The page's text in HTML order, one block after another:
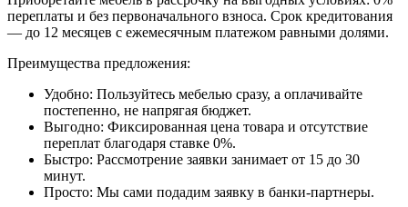
переплаты и без первоначального взноса. Срок кредитования
— до 12 месяцев с ежемесячным платежом равными долями.
Преимущества предложения:
Удобно: Пользуйтесь мебелью сразу, а оплачивайте
постепенно, не напрягая бюджет.
Выгодно: Фиксированная цена товара и отсутствие
переплат благодаря ставке 0%.
Быстро: Рассмотрение заявки занимает от 15 до 30
минут.
Просто: Мы сами подадим заявку в банки-партнеры.